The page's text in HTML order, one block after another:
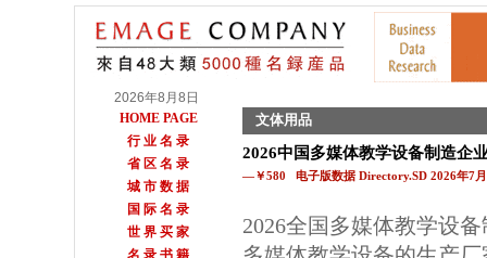
2026年8月8日
HOME PAGE
行 业 名 录
省 区 名 录
城 市 数 据
国 际 名 录
世 界 买 家
名 录 书 籍
文体用品
2026中国多媒体教学设备制造企
—￥580 电子版数据 Directory.SD 2026年7
2026全国多媒体教学设